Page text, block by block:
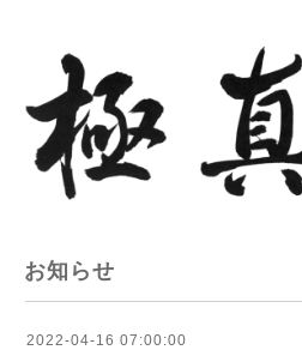
お知らせ
2022-04-16 07:00:00